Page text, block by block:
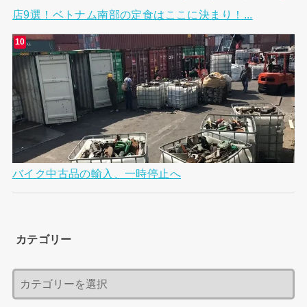
店9選！ベトナム南部の定食はここに決まり！...
バイク中古品の輸入、一時停止へ
カテゴリー